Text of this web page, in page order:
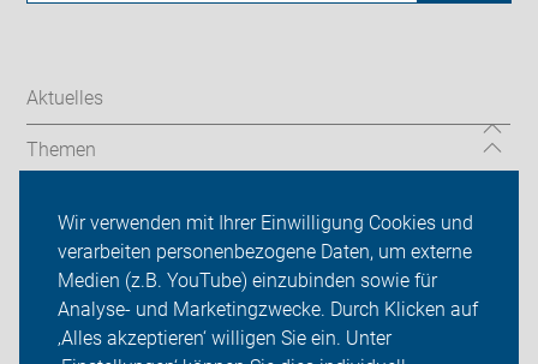
Wir verwenden mit Ihrer Einwilligung Cookies und
verarbeiten personenbezogene Daten, um externe
Medien (z.B. YouTube) einzubinden sowie für
Analyse- und Marketingzwecke. Durch Klicken auf
‚Alles akzeptieren‘ willigen Sie ein. Unter
Aktuelles
Themen
Touren/Veranstaltungen
Sei dabei